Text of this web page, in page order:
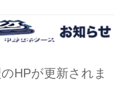
HPが更新されま